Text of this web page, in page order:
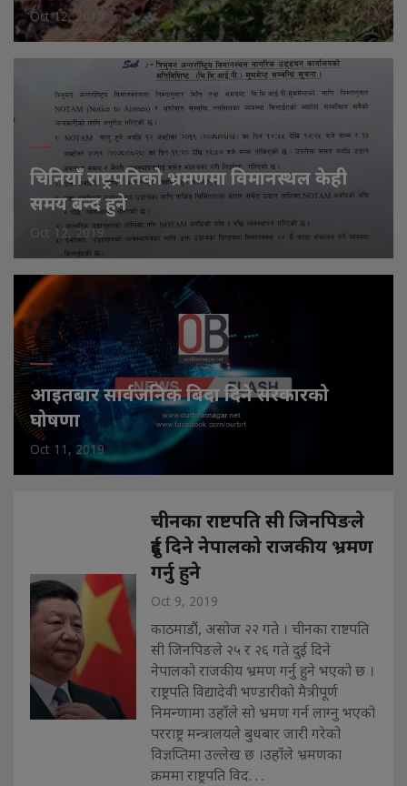
Oct 12, 2019
चिनियाँ राष्ट्रपतिको भ्रमणमा विमानस्थल केही
समय बन्द हुने
Oct 12, 2019
आइतबार सार्वजनिक बिदा दिने सरकारको
घोषणा
Oct 11, 2019
चीनका राष्टपति सी जिनपिङले
दुई दिने नेपालको राजकीय भ्रमण
गर्नु हुने
Oct 9, 2019
काठमाडौं, असोज २२ गते । चीनका राष्टपति
सी जिनपिङले २५ र २६ गते दुई दिने
नेपालको राजकीय भ्रमण गर्नु हुने भएको छ ।
राष्ट्रपति विद्यादेवी भण्डारीको मैत्रीपूर्ण
निमन्णामा उहाँले सो भ्रमण गर्न लाग्नु भएको
परराष्ट्र मन्त्रालयले बुधबार जारी गरेको
विज्ञप्तिमा उल्लेख छ ।उहाँले भ्रमणका
क्रममा राष्ट्रपति विद. . .